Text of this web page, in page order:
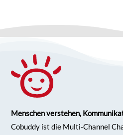
Menschen verstehen,
Cobuddy ist die Multi-Channel